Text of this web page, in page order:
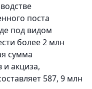
поста
под видом
более 2 млн
сумма
акциза,
587, 9 млн